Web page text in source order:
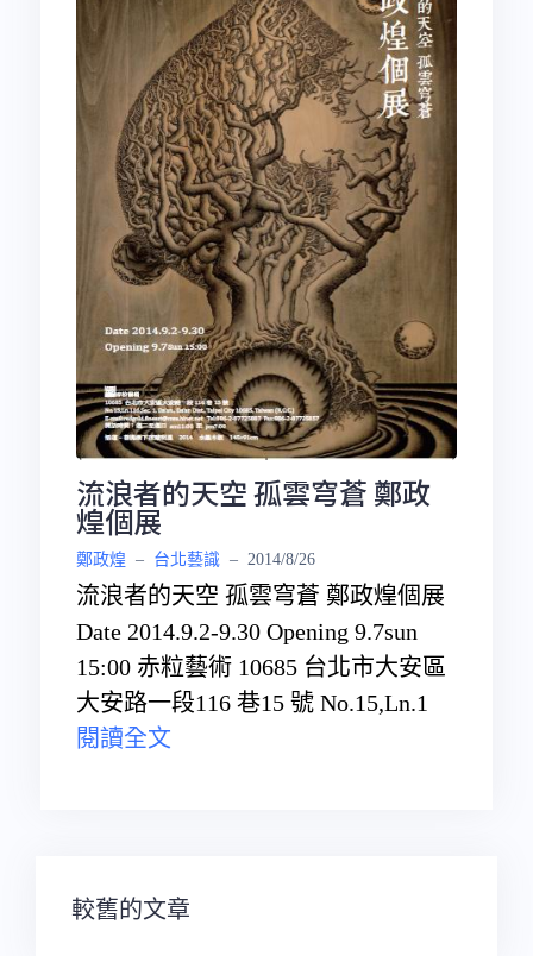
流浪者的天空 孤雲穹蒼 鄭政
煌個展
鄭政煌 – 台北藝識 – 2014/8/26
流浪者的天空 孤雲穹蒼 鄭政煌個展
Date 2014.9.2-9.30 Opening 9.7sun
15:00 赤粒藝術 10685 台北市大安區
大安路一段116 巷15 號 No.15,Ln.1
閱讀全文
文
章
較舊的文章